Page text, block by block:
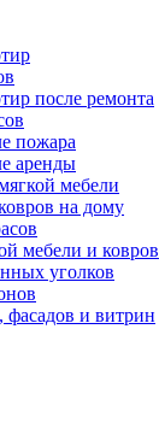
после ремонта
пожара
аренды
мебели
на дому
мебели и ковров
уголков
и витрин